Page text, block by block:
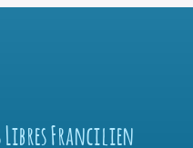
Libres Francilien